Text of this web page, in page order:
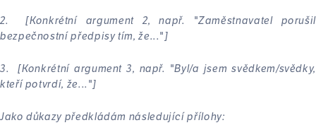
2.
[Konkrétní argument 2, např. "Zaměstnavatel porušil
bezpečnostní předpisy tím, že..."]
3.
[Konkrétní argument 3, např. "Byl/a jsem svědkem/svědky,
kteří potvrdí, že..."]
Jako důkazy předkládám následující přílohy: